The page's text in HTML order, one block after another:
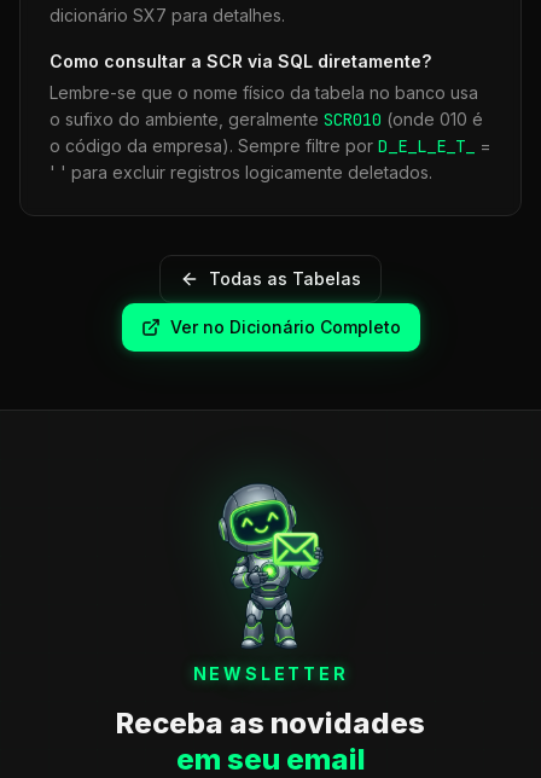
dicionário SX7 para detalhes.
Como consultar a SCR via SQL diretamente?
Lembre-se que o nome físico da tabela no banco usa
o sufixo do ambiente, geralmente SCR010 (onde 010 é
o código da empresa). Sempre filtre por D_E_L_E_T_
=
' ' para excluir registros logicamente deletados.
Todas as Tabelas
Ver no Dicionário Completo
NEWSLETTER
Receba as novidades
em seu email